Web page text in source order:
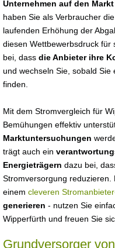
Unternehmen auf den
haben Sie als Verbraucher
laufenden Erhöhung der
diesen Wettbewerbsdruck für
bei, dass die Anbieter ihre
und wechseln Sie, sobald
finden.
Mit dem Stromvergleich für
Bemühungen effektiv
Marktuntersuchungen
trägt auch ein
Energieträgern dazu bei,
Stromversorgung
einem cleveren
generieren - nutzen Sie
Wipperfürth und freuen Sie
Grundversorger